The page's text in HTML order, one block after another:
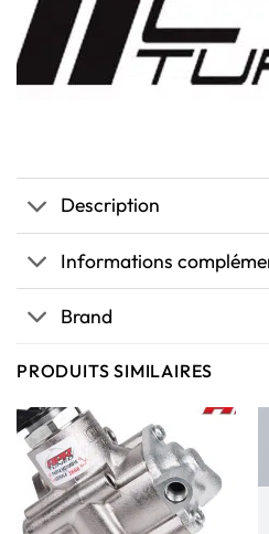
Description
Informations
Brand
PRODUITS SIMILAIRES